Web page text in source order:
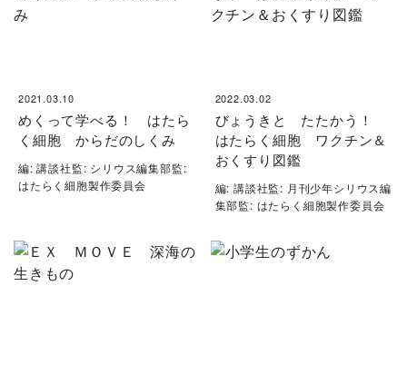
2021.03.10
めくって学べる！ はたら
く細胞 からだのしくみ
編: 講談社監: シリウス編集部監:
はたらく細胞製作委員会
2022.03.02
びょうきと たたかう！
はたらく細胞 ワクチン＆
おくすり図鑑
編: 講談社監: 月刊少年シリウス編
集部監: はたらく細胞製作委員会